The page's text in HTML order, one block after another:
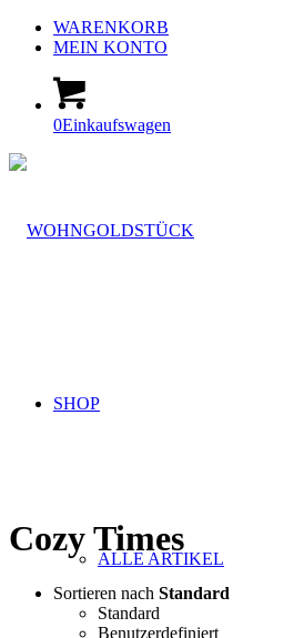
WARENKORB
MEIN KONTO
0Einkaufswagen
SHOP
ALLE ARTIKEL
Cozy Times
Sortieren nach Standard
Standard
Benutzerdefiniert